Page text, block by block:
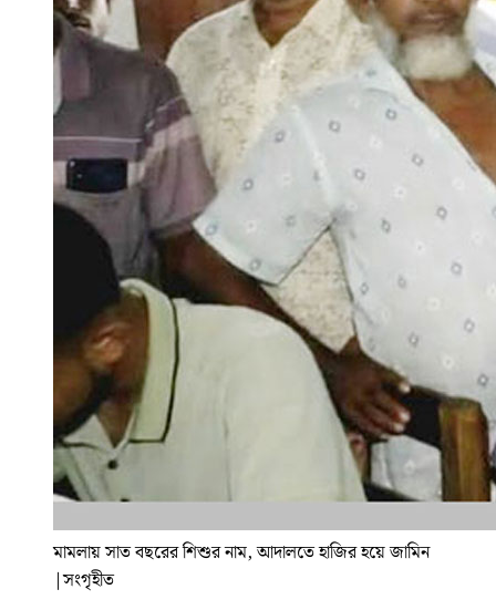
মামলায় সাত বছরের শিশুর নাম, আদালতে হাজির হয়ে জামিন
|সংগৃহীত